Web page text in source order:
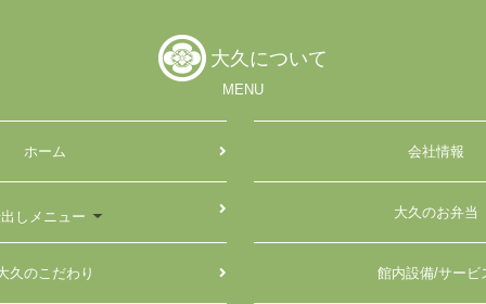
大久について
MENU
ホーム 会社情報
しメニュー 大久のお弁当
久のこだわり 館内設備/サービ